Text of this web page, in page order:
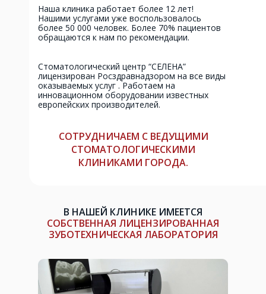
Наша клиника работает более 12 лет!
Нашими услугами уже воспользовалось
более 50 000 человек. Более 70% пациентов
обращаются к нам по рекомендации.
Стоматологический центр “СЕЛЕНА”
лицензирован Росздравнадзором на все виды
оказываемых услуг . Работаем на
инновационном оборудовании известных
европейских производителей.
СОТРУДНИЧАЕМ С ВЕДУЩИМИ
СТОМАТОЛОГИЧЕСКИМИ
КЛИНИКАМИ ГОРОДА.
В НАШЕЙ КЛИНИКЕ ИМЕЕТСЯ
СОБСТВЕННАЯ ЛИЦЕНЗИРОВАННАЯ
ЗУБОТЕХНИЧЕСКАЯ ЛАБОРАТОРИЯ